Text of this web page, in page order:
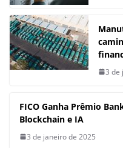
3 de
FICO Ganha Prêmio
Blockchain e IA
3 de janeiro de 2025